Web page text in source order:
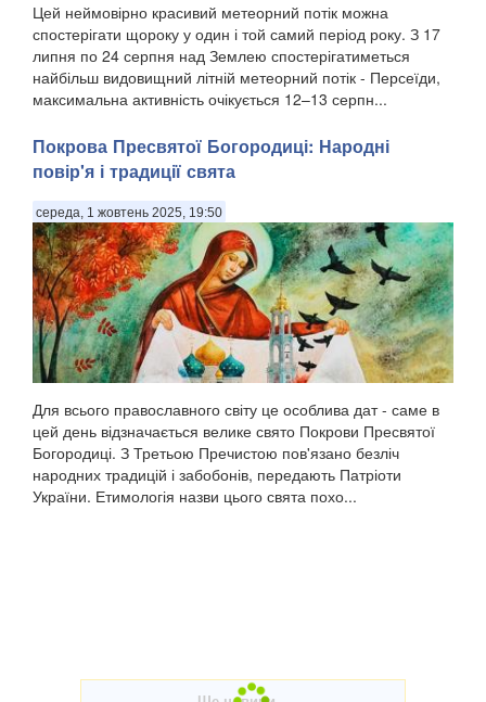
Цей неймовірно красивий метеорний потік можна
спостерігати щороку у один і той самий період року. З 17
липня по 24 серпня над Землею спостерігатиметься
найбільш видовищний літній метеорний потік - Персеїди,
максимальна активність очікується 12–13 серпн...
Покрова Пресвятої Богородиці: Народні
повір'я і традиції свята
середа, 1 жовтень 2025, 19:50
Для всього православного світу це особлива дат - саме в
цей день відзначається велике свято Покрови Пресвятої
Богородиці. З Третьою Пречистою пов'язано безліч
народних традицій і забобонів, передають Патріоти
України. Етимологія назви цього свята похо...